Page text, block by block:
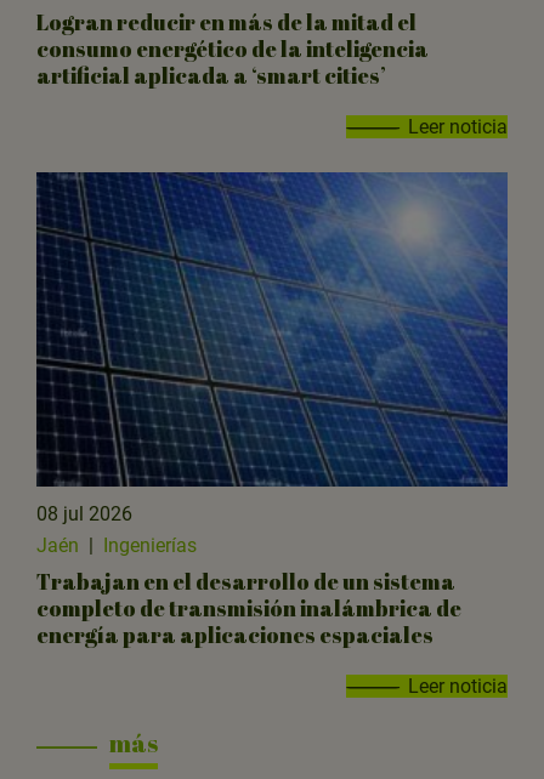
Logran reducir en más de la mitad el
consumo energético de la inteligencia
artificial aplicada a ‘smart cities’
Leer noticia
08 jul 2026
Jaén | Ingenierías
Trabajan en el desarrollo de un sistema
completo de transmisión inalámbrica de
energía para aplicaciones espaciales
Leer noticia
más